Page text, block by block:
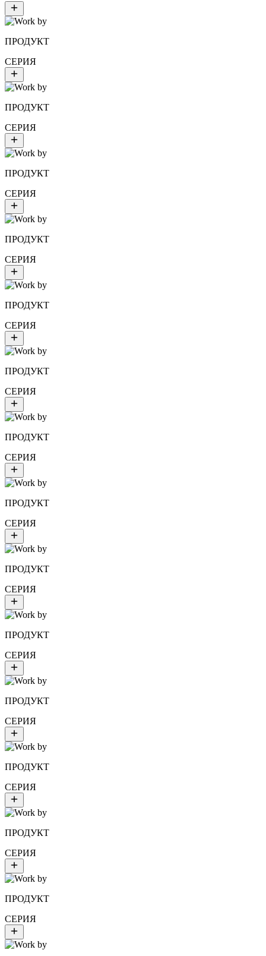
ПРОДУКТ
СЕРИЯ
ПРОДУКТ
СЕРИЯ
ПРОДУКТ
СЕРИЯ
ПРОДУКТ
СЕРИЯ
ПРОДУКТ
СЕРИЯ
ПРОДУКТ
СЕРИЯ
ПРОДУКТ
СЕРИЯ
ПРОДУКТ
СЕРИЯ
ПРОДУКТ
СЕРИЯ
ПРОДУКТ
СЕРИЯ
ПРОДУКТ
СЕРИЯ
ПРОДУКТ
СЕРИЯ
ПРОДУКТ
СЕРИЯ
ПРОДУКТ
СЕРИЯ